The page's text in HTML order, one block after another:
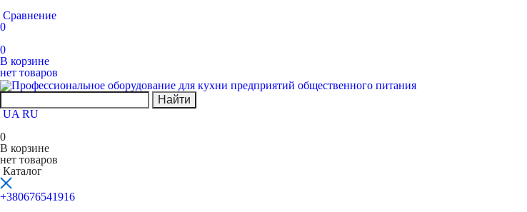
Сравнение
0
0
В корзине
нет товаров
Найти
UA RU
0
В корзине
нет товаров
Каталог
+380676541916